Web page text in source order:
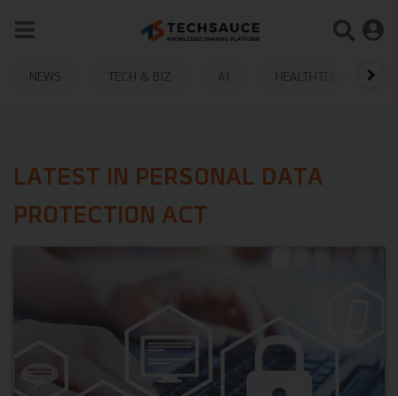
NEWS TECH & BIZ AI HEALTHTECH
LATEST IN PERSONAL DATA
PROTECTION ACT